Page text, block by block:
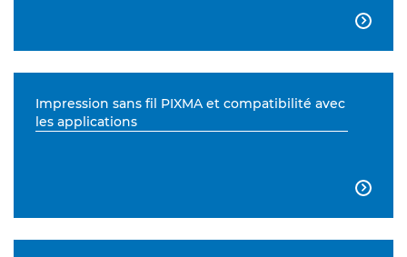

Impression sans fil PIXMA et compatibilité avec
les applications
